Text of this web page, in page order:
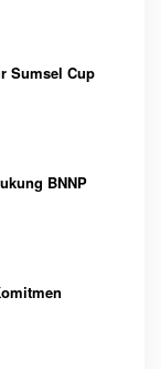
Sumsel Cup
BNNP